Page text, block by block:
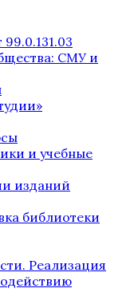
СМУ и
и учебные
изданий
библиотеки
Реализация